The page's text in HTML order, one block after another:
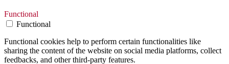
Functional
Functional
Functional cookies help to perform certain functionalities like
sharing the content of the website on social media platforms, collect
feedbacks, and other third-party features.